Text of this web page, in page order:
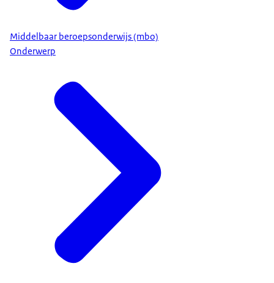
Middelbaar beroepsonderwijs (mbo)
Onderwerp